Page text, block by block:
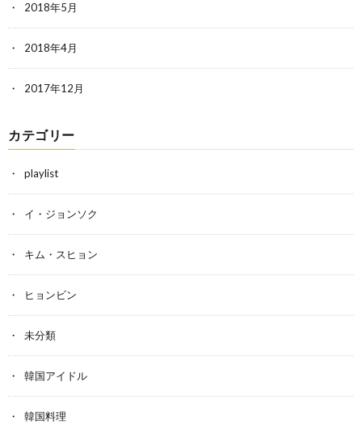
2018年5月
2018年4月
2017年12月
カテゴリー
playlist
イ・ジョンソク
キム・スヒョン
ヒョンビン
未分類
韓国アイドル
韓国料理